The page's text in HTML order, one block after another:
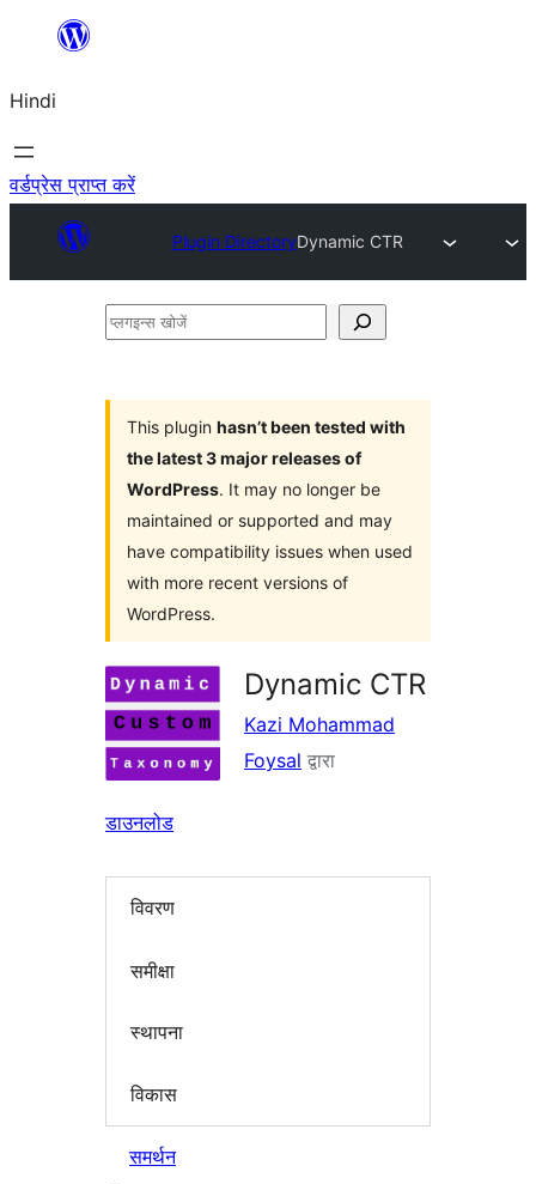
सामग्री
जाएं
Hindi
वर्डप्रेस प्राप्त करें
Plugin DirectoryDynamic CTR
प्लगइन्स
This plugin hasn’t been tested with
the latest 3 major releases of
WordPress. It may no longer be
maintained or supported and may
have compatibility issues when used
with more recent versions of
WordPress.
Dynamic CTR
Kazi Mohammad
Foysal द्वारा
डाउनलोड
विवरण
समीक्षा
स्थापना
विकास
समर्थन